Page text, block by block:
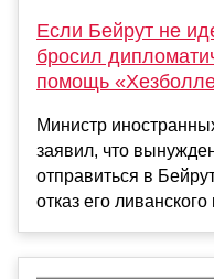
Если Бейрут не
бросил
помощь
Министр
заявил, что
отправиться в
отказ его ливанского